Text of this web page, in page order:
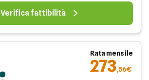
Verifica fattibilità
Rata mensile
273,56€